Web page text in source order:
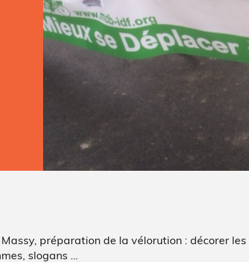
préparation de la vélorution : décorer les
slogans …